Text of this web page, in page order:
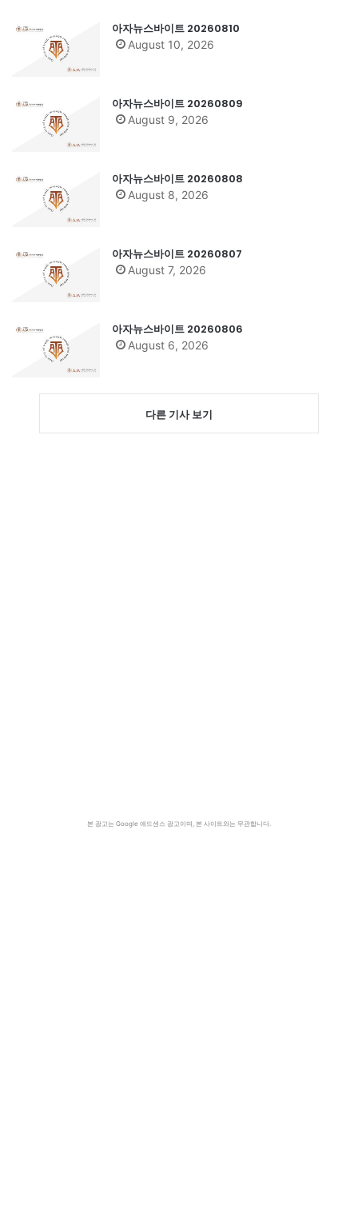
아자뉴스바이트 20260810
August 10, 2026
아자뉴스바이트 20260809
August 9, 2026
아자뉴스바이트 20260808
August 8, 2026
아자뉴스바이트 20260807
August 7, 2026
아자뉴스바이트 20260806
August 6, 2026
다른 기사 보기
본 광고는 Google 애드센스 광고이며, 본 사이트와는 무관합니다.